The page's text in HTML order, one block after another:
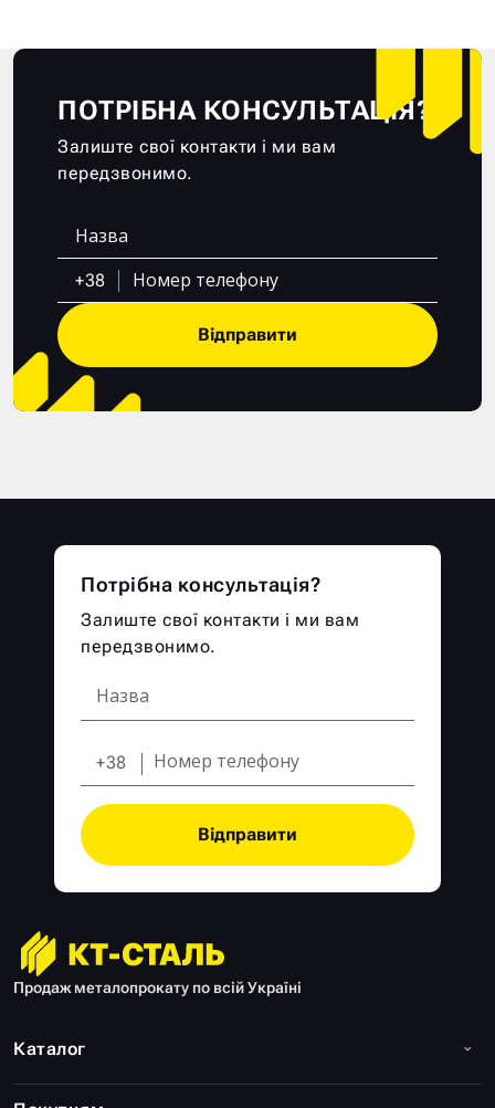
ПОТРІБНА КОНСУЛЬТАЦІЯ?
Залиште свої контакти і ми вам
передзвонимо.
+38
Відправити
Продаж металопрокату по всій Україні
Каталог
Потрібна консультація?
Залиште свої контакти і ми вам
передзвонимо.
+38
Відправити